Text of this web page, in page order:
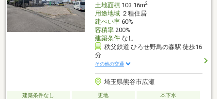
土地面積103.16m2
用途地域２種住居
建ぺい率60%
容積率200%
建築条件なし
秩父鉄道 ひろせ野鳥の森駅 徒歩16
分
その他の交通
埼玉県熊谷市広瀬
建築条件なし 更地
本下水